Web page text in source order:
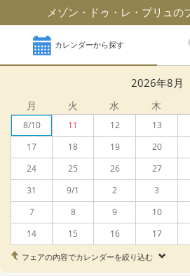
メゾン・ドゥ・レ・プリュの
カレンダーから探す
2026年8月
月
火 水 木
8/10 11 12 13
17
18 19 20
24
25 26 27
31
9/1 2 3
7
8 9 10
14
15 16 17
フェアの内容でカレンダーを絞り込む